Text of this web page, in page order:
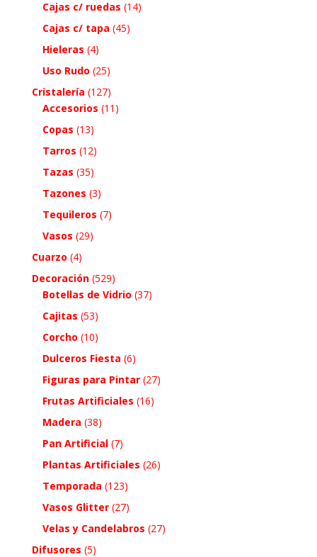
Cajas c/ ruedas (14)
Cajas c/ tapa (45)
Hieleras (4)
Uso Rudo (25)
Cristalería (127)
Accesorios (11)
Copas (13)
Tarros (12)
Tazas (35)
Tazones (3)
Tequileros (7)
Vasos (29)
Cuarzo (4)
Decoración (529)
Botellas de Vidrio (37)
Cajitas (53)
Corcho (10)
Dulceros Fiesta (6)
Figuras para Pintar (27)
Frutas Artificiales (16)
Madera (38)
Pan Artificial (7)
Plantas Artificiales (26)
Temporada (123)
Vasos Glitter (27)
Velas y Candelabros (27)
Difusores (5)